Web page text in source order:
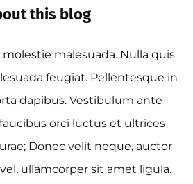
this blog
malesuada. Nulla quis
feugiat. Pellentesque in
dapibus. Vestibulum ante
orci luctus et ultrices
Donec velit neque, auctor
ullamcorper sit amet ligula.